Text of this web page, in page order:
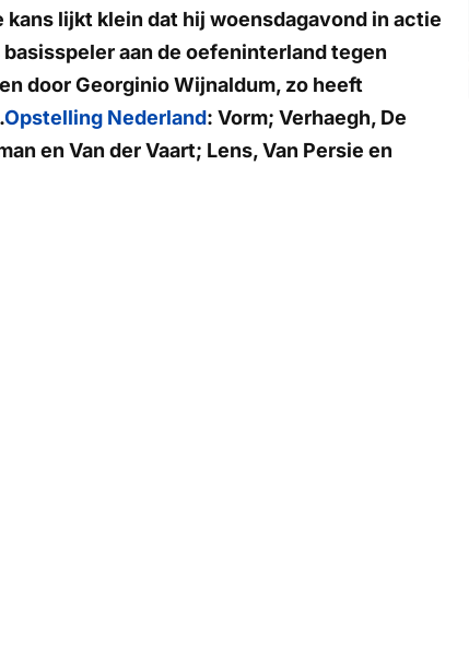
lijkt klein dat hij woensdagavond in actie
aan de oefeninterland tegen
door Georginio Wijnaldum, zo heeft
Opstelling Nederland: Vorm; Verhaegh, De
en Van der Vaart; Lens, Van Persie en